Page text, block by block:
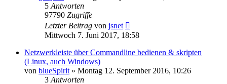
5 Antworten
97790 Zugriffe
Letzter Beitrag von jsnet
Mittwoch 7. Juni 2017, 18:58
Netzwerkleiste über Commandline bedienen & skripten
(Linux, auch Windows)
von blueSpirit » Montag 12. September 2016, 10:26
3 Antworten